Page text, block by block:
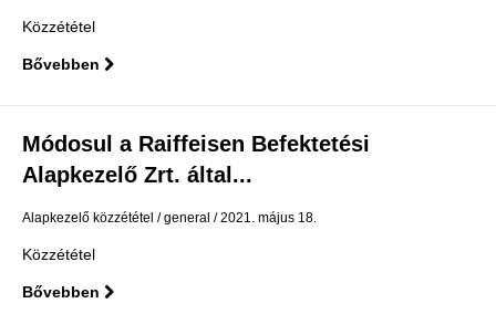
Közzététel
Bővebben
Módosul a Raiffeisen Befektetési
Alapkezelő Zrt. által...
Alapkezelő közzététel general 2021. május 18.
Közzététel
Bővebben